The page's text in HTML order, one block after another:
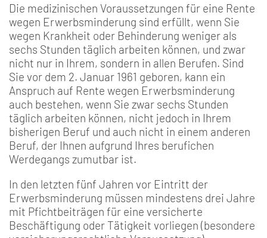
Die medizinischen Voraussetzungen für eine Rente
wegen Erwerbsminderung sind erfüllt, wenn Sie
wegen Krankheit oder Behinderung weniger als
sechs Stunden täglich arbeiten können, und zwar
nicht nur in Ihrem, sondern in allen Berufen. Sind
Sie vor dem 2. Januar 1961 geboren, kann ein
Anspruch auf Rente wegen Erwerbsminderung
auch bestehen, wenn Sie zwar sechs Stunden
täglich arbeiten können, nicht jedoch in Ihrem
bisherigen Beruf und auch nicht in einem anderen
Beruf, der Ihnen aufgrund Ihres berufichen
Werdegangs zumutbar ist.
In den letzten fünf Jahren vor Eintritt der
Erwerbsminderung müssen mindestens drei Jahre
mit Pfichtbeiträgen für eine versicherte
Beschäftigung oder Tätigkeit vorliegen (besondere